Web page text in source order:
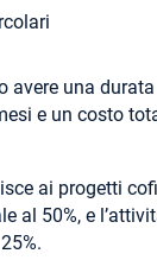
avere una
e un costo
ai progetti
al 50%, e